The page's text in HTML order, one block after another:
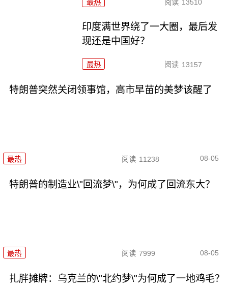
最热 阅读 13510
印度满世界绕了一大圈，最后发
现还是中国好？
最热 阅读 13157
特朗普突然关闭领事馆，高市早苗的美梦该醒了
最热 阅读 11238 08-05
特朗普的制造业\"回流梦\"，为何成了回流东大？
最热 阅读 7999 08-05
扎胖摊牌：乌克兰的\"北约梦\"为何成了一地鸡毛？